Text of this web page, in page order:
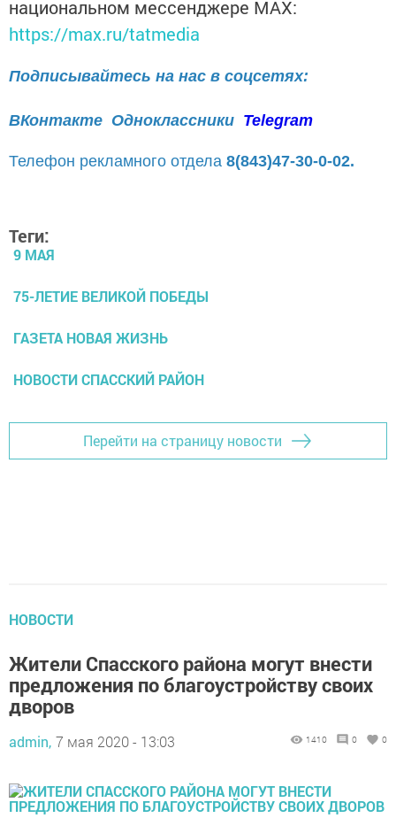
национальном мессенджере MАХ:
https://max.ru/tatmedia
Подписывайтесь на нас в соцсетях:
ВКонтакте Одноклассники Telegram
Телефон рекламного отдела 8(843)47-30-0-02.
Теги:
9 МАЯ
75-ЛЕТИЕ ВЕЛИКОЙ ПОБЕДЫ
ГАЗЕТА НОВАЯ ЖИЗНЬ
НОВОСТИ СПАССКИЙ РАЙОН
Перейти на страницу новости
НОВОСТИ
Жители Спасского района могут внести
предложения по благоустройству своих
дворов
admin, 7 мая 2020 - 13:03 1410 0 0